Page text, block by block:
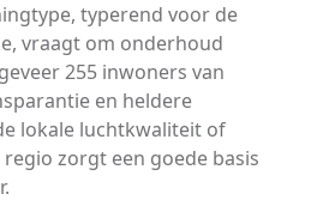
typerend voor de
vraagt om onderhoud
255 inwoners van
en heldere
lokale luchtkwaliteit of
zorgt een goede basis